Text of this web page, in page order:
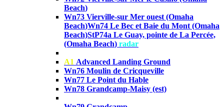
Beach)
Wn73 Vierville-sur Mer ouest (Omaha
Beach)Wn74 Le Bec et Baie du Mont (Omaha
Beach)StP74a Le Guay, pointe de La Percée,
(Omaha Beach) radar
A1 Advanced Landing Ground
Wn76 Moulin de Cricqueville
Wn77 Le Point du Hable
Wn78 Grandcamp-Maisy (est)